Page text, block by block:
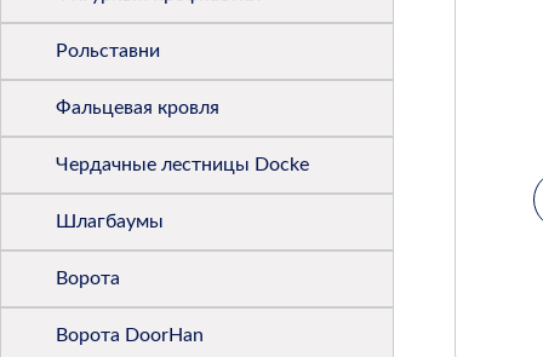
Рольставни
Фальцевая кровля
Чердачные лестницы Docke
Шлагбаумы
Ворота
Ворота DoorHan